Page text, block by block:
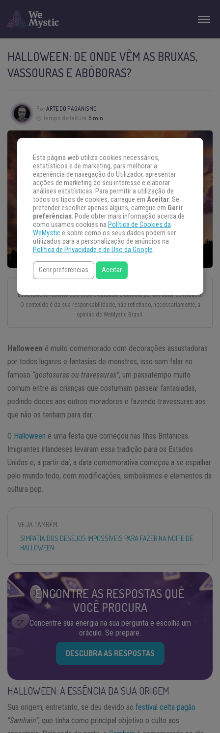
HALLOWEEN: DE ONDE VÊM AS BRUXAS,
VASSOURAS E ABÓBORAS?
PorARTE DO PAGANISMO
Tempo de leitura: 6 min
Esse texto foi escrito com todo o cuidado e carinho por um autor convidado.
O conteúdo é da sua responsabilidade, não refletindo, necessariamente, a
opinião do WeMystic Brasil.
Halloween é muito comemorado com decorações assustadoras
por todos lugares e fantasias de monstros, isso sem falar no
famoso “gostosuras ou travessuras”, um passatempo muito
comum entre as crianças que costumam passear fantasiadas,
pedindo doces aos outros moradores e fazendo travessuras aos
que não os tenham para dar.
O Halloween é uma festa que começou nas Ilhas Britânicas.
Imigrantes irlandeses levaram essa tradição para os Estados
Unidos e, a partir daí, a data comemorativa começou a se espalhar
pelo mundo todo, com modificações, simbolismos e elementos da
cultura pop.
VEJA TAMBÉM
SIMPATIA DOS DESEJOS IMPOSSÍVEIS PARA FAZER NA NOITE DE
HALLOWEEN
ENCONTRE AS RESPOSTAS QUE
VOCÊ PROCURA
Concentre sua energia na sua pergunta e escolha um
oráculo. Se prepare.
DESCUBRA AS RESPOSTAS
HALLOWEEN: A ESSÊNCIA DA SUA ORIGEM
Sua origem, entretanto, se deu devido ao festival celta pagão
“Samhain”, que tinha como principal objetivo o culto aos
Esta página web utiliza cookies necessários,
estatísticos e de marketing, para melhorar a
experiência de navegação do Utilizador, apresentar
acções de marketing do seu interesse e elaborar
análises estatísticas. Para permitir a utilização de
todos os tipos de cookies, carregue em Aceitar. Se
pretender escolher apenas alguns, carregue em Gerir
preferências. Pode obter mais informação acerca de
como usamos cookies na Política de Cookies da
WeMystice sobre como os seus dados podem ser
utilizados para a personalização de anúncios na
Política de Privacidade e de Uso da Google.
Gerir preferências Aceitar